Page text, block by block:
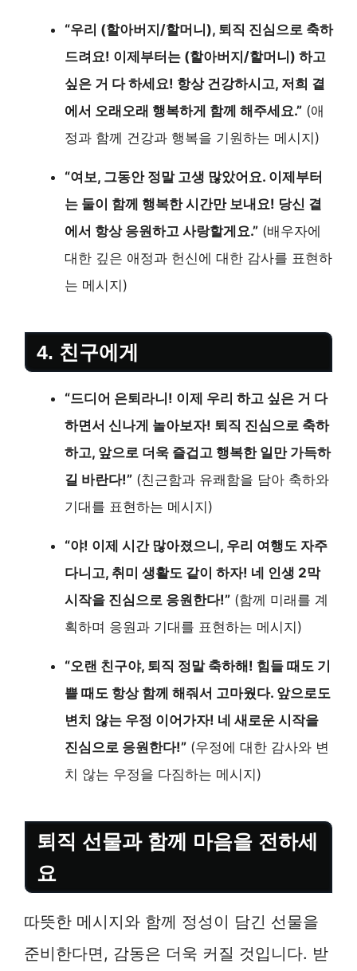
“우리 (할아버지/할머니), 퇴직 진심으로 축하
드려요! 이제부터는 (할아버지/할머니) 하고
싶은 거 다 하세요! 항상 건강하시고, 저희 곁
에서 오래오래 행복하게 함께 해주세요.” (애
정과 함께 건강과 행복을 기원하는 메시지)
“여보, 그동안 정말 고생 많았어요. 이제부터
는 둘이 함께 행복한 시간만 보내요! 당신 곁
에서 항상 응원하고 사랑할게요.” (배우자에
대한 깊은 애정과 헌신에 대한 감사를 표현하
는 메시지)
4. 친구에게
“드디어 은퇴라니! 이제 우리 하고 싶은 거 다
하면서 신나게 놀아보자! 퇴직 진심으로 축하
하고, 앞으로 더욱 즐겁고 행복한 일만 가득하
길 바란다!” (친근함과 유쾌함을 담아 축하와
기대를 표현하는 메시지)
“야! 이제 시간 많아졌으니, 우리 여행도 자주
다니고, 취미 생활도 같이 하자! 네 인생 2막
시작을 진심으로 응원한다!” (함께 미래를 계
획하며 응원과 기대를 표현하는 메시지)
“오랜 친구야, 퇴직 정말 축하해! 힘들 때도 기
쁠 때도 항상 함께 해줘서 고마웠다. 앞으로도
변치 않는 우정 이어가자! 네 새로운 시작을
진심으로 응원한다!” (우정에 대한 감사와 변
치 않는 우정을 다짐하는 메시지)
퇴직 선물과 함께 마음을 전하세
요
따뜻한 메시지와 함께 정성이 담긴 선물을
준비한다면, 감동은 더욱 커질 것입니다. 받